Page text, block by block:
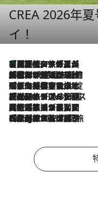
CREA 2026年
イ！
2026.8.7
【厳選旅コスメ】「多機能アイテムがメイン！」旅好き美容エディターが選んだ夏旅ベストコスメを発表【Mサイズジップ】
2026.8.6
「荷物が増えるほど旅ストレスは増す」美容ジャーナリストがたどり着いた最終結論。“化粧品を劇的に減らす”感動の凝縮美容とは
2026.8.6
「旅先には金髪ウィッグを持参」日本と同じメイクでは損してる!? 美容ジャーナリストが提案する“掟破りの旅美容”とは
2026.8.6
【厳選旅コスメ】「身軽さ＆UV対策重視！」ヘアアーティストshucoが選んだ夏旅ベストコスメを発表【Mサイズジップ】
2026.8.5
【厳選旅コスメ】国内をあちこち移動する河井菜摘が選んだ夏旅ベストコスメ発表！「リラックスアイテムはマスト」【Mサイズジップ】
2026.8.4
【厳選旅コスメ】「紫外線＆乾燥対策しながらメイク感も！」ヘア＆メイクGeorgeが選んだ夏旅ベストコスメを発表！【Mサイズジップ】